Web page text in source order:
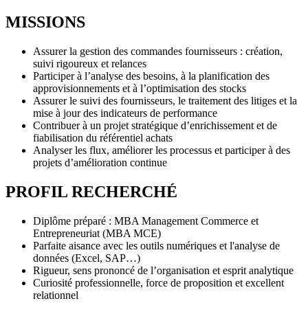
MISSIONS
Assurer la gestion des commandes fournisseurs : création,
suivi rigoureux et relances
Participer à l’analyse des besoins, à la planification des
approvisionnements et à l’optimisation des stocks
Assurer le suivi des fournisseurs, le traitement des litiges et la
mise à jour des indicateurs de performance
Contribuer à un projet stratégique d’enrichissement et de
fiabilisation du référentiel achats
Analyser les flux, améliorer les processus et participer à des
projets d’amélioration continue
PROFIL RECHERCHÉ
Diplôme préparé : MBA Management Commerce et
Entrepreneuriat (MBA MCE)
Parfaite aisance avec les outils numériques et l'analyse de
données (Excel, SAP…)
Rigueur, sens prononcé de l’organisation et esprit analytique
Curiosité professionnelle, force de proposition et excellent
relationnel